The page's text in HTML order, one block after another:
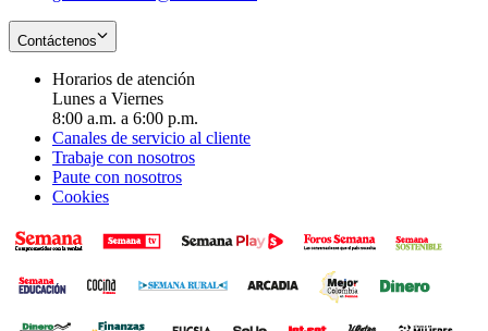
Contáctenos
Horarios de atención
Lunes a Viernes
8:00 a.m. a 6:00 p.m.
Canales de servicio al cliente
Trabaje con nosotros
Paute con nosotros
Cookies